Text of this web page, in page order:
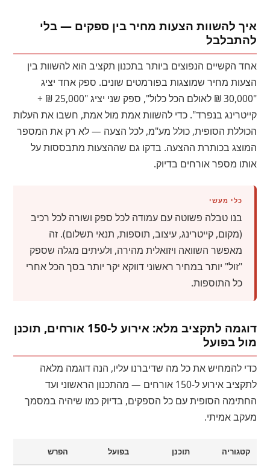
איך להשוות הצעות מחיר בין ספקים — בלי
להתבלבל
אחד הקשיים הנפוצים ביותר בתכנון תקציב הוא להשוות בין
הצעות מחיר שמוצגות בפורמטים שונים. ספק אחד יציג
"30,000 ₪ לאולם הכל כלול", ספק שני יציג "25,000 ₪ +
קייטרינג בנפרד". כדי להשוות אמת מול אמת, חשבו את העלות
הכוללת הסופית, כולל מע"מ, לכל הצעה — לא רק את המספר
המוצג בכותרת ההצעה. בדקו גם שההצעות מתבססות על
אותו מספר אורחים בדיוק.
כלי מעשי
בנו טבלה פשוטה עם עמודה לכל ספק ושורה לכל רכיב
(מקום, קייטרינג, עיצוב, תוספות, תנאי תשלום). זה
מאפשר השוואה ויזואלית מהירה, ולעיתים מגלה שספק
"זול" יותר במחיר ראשוני דווקא יקר יותר בסך הכל אחרי
כל התוספות.
דוגמה לתקציב מלא: אירוע ל-150 אורחים, תוכנן
מול בפועל
כדי להמחיש את כל מה שדיברנו עליו, הנה דוגמה מלאה
לתקציב אירוע ל-150 אורחים — מהתכנון הראשוני ועד
החתימה הסופית עם כל הספקים, בדיוק כמו שיהיה במסמך
מעקב אמיתי.
קטגוריה תוכנן בפועל הפרש